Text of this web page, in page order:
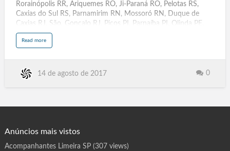
Rorainópolis RR, Ariquemes RO, Ji-Paraná RO, Pelotas RS,
Caxias do Sul RS, Parnamirim RN, Mossoró RN, Duque de
Caxias RJ, São. Gonçalo RJ, Picos PI, Parnaíba PI, Olinda PE,
Jaboatão dos Guararapes PE ,Maringá PR, Londrina. PR, Santa
Rita PB, Campina Grande PB, Santarém PA, Ananindeua PA,
de Ribamar MA, Imperatriz MA, Rio Largo AL, Arapiraca AL,
Read morea
t
r
e
r
m
a
14 de agosto de 2017 0
Anúncios mais vistos
Acompanhantes Limeira SP(307 views)